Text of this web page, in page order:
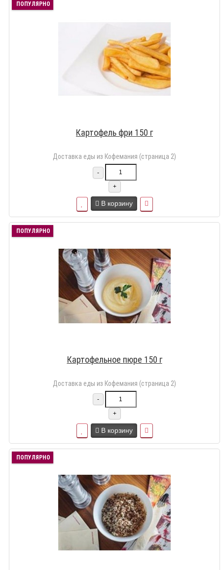
ПОПУЛЯРНО
Картофель фри 150 г
Доставка еды из Кофемания (страница 2)
-
+
В корзину
ПОПУЛЯРНО
Картофельное пюре 150 г
Доставка еды из Кофемания (страница 2)
-
+
В корзину
ПОПУЛЯРНО